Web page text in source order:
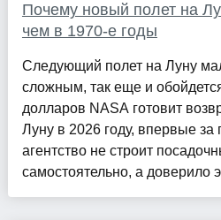
Почему новый полет на
чем в 1970-е годы
Следующий полет на Луну
сложным, так еще и
долларов NASA готовит
Луну в 2026 году, впервые за
агентство не строит
самостоятельно, а доверило